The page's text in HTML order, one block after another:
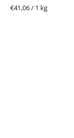
Jednotková
€41,06 / 1 kg